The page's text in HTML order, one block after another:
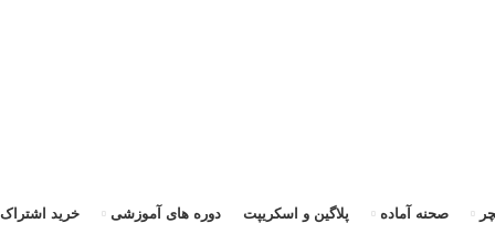
صحنه آماده پلاگین و اسکریپت دوره های آموزشی خرید اشتراک